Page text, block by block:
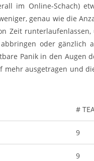
im Online-Schach)
genau wie die
Zeit
oder
Panik in den Augen
mehr ausgetragen und
#
9
9